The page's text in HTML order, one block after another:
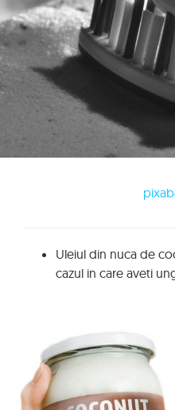
Uleiul din nuca de
cazul in care aveti